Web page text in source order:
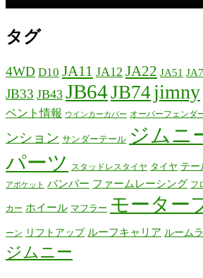
タグ
4WD D10 JA11 JA12 JA22 JA51
JB33 JB43 JB64JB74 jimny
ベント情報
ウインカーカバー オーバーフェンダ
ンション サンダーテール ジムニ
パーツ
スタッドレスタイヤ タイヤ テー
アポケット バンパー ファームレーシング フ
カー ホイール マフラー モーター
ーン リフトアップ ルーフキャリア ルーム
ジムニー